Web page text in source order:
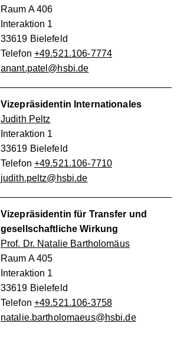
Raum A 406
Interaktion 1
33619 Bielefeld
Telefon +49.521.106-7774
anant.patel@hsbi.de
Vizepräsidentin Internationales
Judith Peltz
Interaktion 1
33619 Bielefeld
Telefon +49.521.106-7710
judith.peltz@hsbi.de
Vizepräsidentin für Transfer und
gesellschaftliche Wirkung
Prof. Dr. Natalie Bartholomäus
Raum A 405
Interaktion 1
33619 Bielefeld
Telefon +49.521.106-3758
natalie.bartholomaeus@hsbi.de